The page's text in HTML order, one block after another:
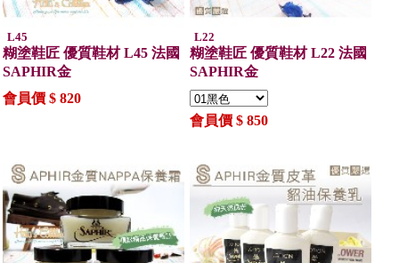
L45
糊塗鞋匠 優質鞋材 L45 法國
SAPHIR金
會員價 $ 820
L22
糊塗鞋匠 優質鞋材 L22 法國
SAPHIR金
會員價 $ 850